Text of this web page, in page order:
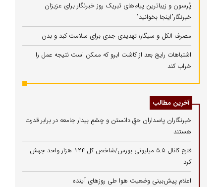
پُرسون و زیباترین پیام‌های تبریک روز خبرنگار برای عزیزان
خبرنگار"اینجا بخوانید"
مصرف الکل و سیگار؛ تهدیدی جدی برای سلامت کبد و بدن
اشتباهات رایج بعد از کاشت ابرو که ممکن است نتیجه عمل را
خراب کند
آخرین مطالب
خبرنگاران پاسداران حقِ دانستن و چشمِ بیدار جامعه در برابر قدرت
هستند
فتح کانال ۵.۵ میلیونی بورس/شاخص کل ۱۲۴ هزار واحد جهش
کرد
اعلام پیش‌بینی وضعیت هوا طی روزهای آینده